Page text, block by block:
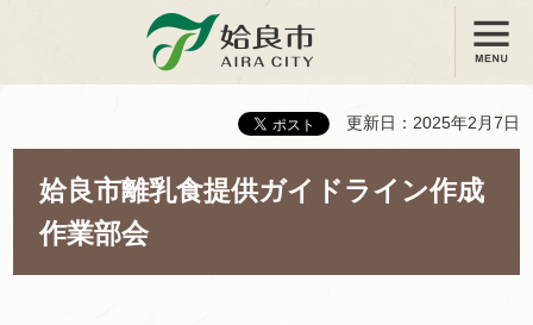
姶良市 メニュー
更新日：2025年2月7日
姶良市離乳食提供ガイドライン作成
作業部会